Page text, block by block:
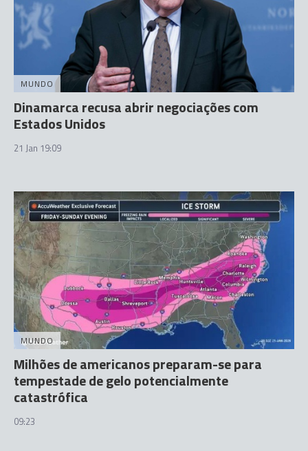
MUNDO
Dinamarca recusa abrir negociações com
Estados Unidos
21 Jan 19:09
MUNDO
Milhões de americanos preparam-se para
tempestade de gelo potencialmente
catastrófica
09:23